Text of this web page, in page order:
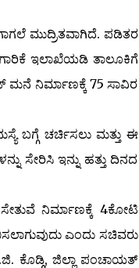
ಮುದ್ರಿತವಾಗಿದೆ. ಪಡಿತರ
ಇಲಾಖೆಯಡಿ ತಾಲೂಕಿಗೆ
ಮನೆ ನಿರ್ಮಾಣಕ್ಕೆ 75 ಸಾವಿರ
ಬಗ್ಗೆ ಚರ್ಚಿಸಲು ಮತ್ತು ಈ
ಸೇರಿಸಿ ಇನ್ನು ಹತ್ತು ದಿನದ
ನಿರ್ಮಾಣಕ್ಕೆ 4ಕೋಟಿ
ಎಂದು ಸಚಿವರು
ಕೊಡ್ಗಿ, ಜಿಲ್ಲಾ ಪಂಚಾಯತ್‌